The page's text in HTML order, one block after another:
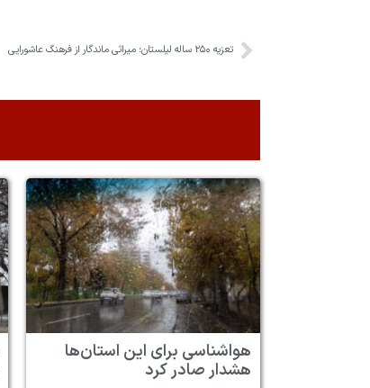
تعزیه ۲۵۰ ساله لیلستان؛ میراثی ماندگار از فرهنگ عاشورایی
هواشناسی برای این استان‌ها
هشدار صادر کرد